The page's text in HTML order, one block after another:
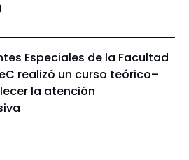
Especiales de la Facultad
realizó un curso teórico–
la atención